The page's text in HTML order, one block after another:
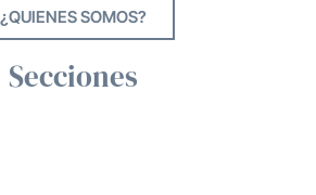
¿QUIENES SOMOS?
Secciones